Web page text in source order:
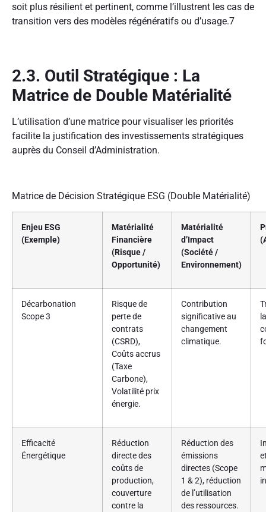
soit plus résilient et pertinent, comme l’illustrent les cas de
transition vers des modèles régénératifs ou d’usage.7
2.3. Outil Stratégique : La
Matrice de Double Matérialité
L’utilisation d’une matrice pour visualiser les priorités
facilite la justification des investissements stratégiques
auprès du Conseil d’Administration.
Matrice de Décision Stratégique ESG (Double Matérialité)
Enjeu ESG
(Exemple)
Matérialité
Financière
(Risque /
Opportunité)
Matérialité
d’Impact
(Société /
Environnement)
Décarbonation
Scope 3
Risque de
perte de
contrats
(CSRD),
Coûts accrus
(Taxe
Carbone),
Volatilité prix
énergie.
Contribution
significative au
changement
climatique.
Efficacité
Énergétique
Réduction
directe des
coûts de
production,
couverture
contre la
Réduction des
émissions
directes (Scope
1 & 2), réduction
de l’utilisation
des ressources.